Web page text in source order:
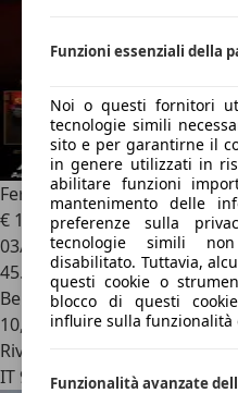
Ferrari California3.9 T dct
€ 119.000
03/2016
45.000 km
Benzina
10,5 l/100 km (comb.)
Rivenditore
IT 96019Rosolini - Sr -
Funzioni essenziali della
Noi o questi fornitori
tecnologie simili
sito e per garantirne il
in genere utilizzati in
abilitare funzioni
mantenimento delle
preferenze sulla
tecnologie simili
disabilitato. Tuttavia,
questi cookie o
blocco di questi
influire sulla funzionalità
Funzionalità avanzate